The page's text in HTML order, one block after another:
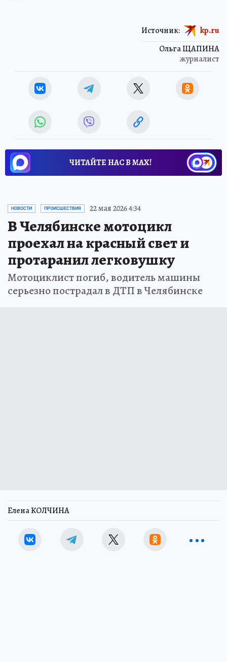
Ольга ЩАПИНА
журналист
Источник: kp.ru
ЧИТАЙТЕ НАС В МАХ!
НОВОСТИ ПРОИСШЕСТВИЯ 22 мая 2026 4:34
В Челябинске мотоцикл
проехал на красный свет и
протаранил легковушку
Мотоциклист погиб, водитель машины
серьезно пострадал в ДТП в Челябинске
Елена КОЛЧИНА